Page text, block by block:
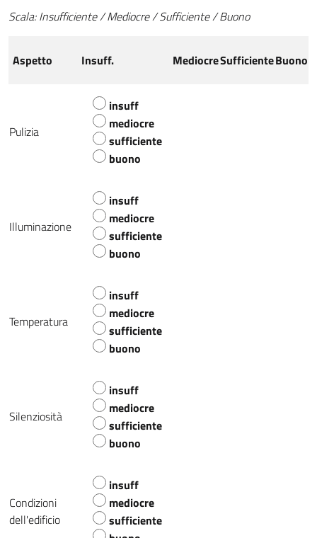
Scala: Insufficiente / Mediocre / Sufficiente / Buono
Aspetto Insuff. MediocreSufficienteBuono
Pulizia
insuff
mediocre
sufficiente
buono
Illuminazione
insuff
mediocre
sufficiente
buono
Temperatura
insuff
mediocre
sufficiente
buono
Silenziosità
insuff
mediocre
sufficiente
buono
Condizioni
dell'edificio
insuff
mediocre
sufficiente